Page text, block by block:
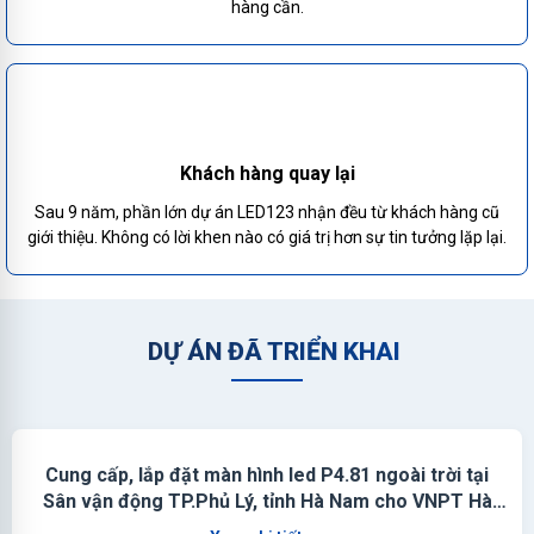
hàng cần.
Khách hàng quay lại
Sau 9 năm, phần lớn dự án LED123 nhận đều từ khách hàng cũ
giới thiệu. Không có lời khen nào có giá trị hơn sự tin tưởng lặp lại.
DỰ ÁN ĐÃ TRIỂN KHAI
Cung cấp, lắp đặt màn hình led P4.81 ngoài trời tại
Sân vận động TP.Phủ Lý, tỉnh Hà Nam cho VNPT Hà
Nam